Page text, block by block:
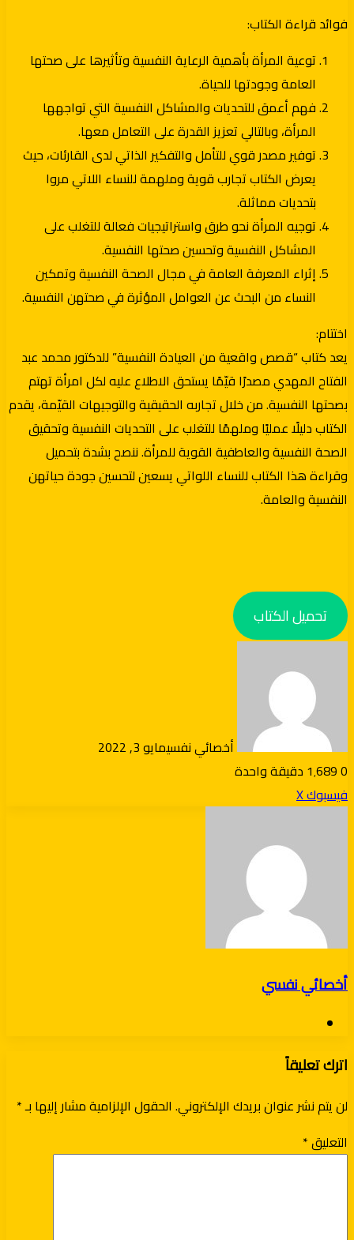
فوائد قراءة الكتاب:
توعية المرأة بأهمية الرعاية النفسية وتأثيرها على صحتها
العامة وجودتها للحياة.
فهم أعمق للتحديات والمشاكل النفسية التي تواجهها
المرأة، وبالتالي تعزيز القدرة على التعامل معها.
توفير مصدر قوي للتأمل والتفكير الذاتي لدى القارئات، حيث
يعرض الكتاب تجارب قوية وملهمة للنساء اللاتي مروا
بتحديات مماثلة.
توجيه المرأة نحو طرق واستراتيجيات فعالة للتغلب على
المشاكل النفسية وتحسين صحتها النفسية.
إثراء المعرفة العامة في مجال الصحة النفسية وتمكين
النساء من البحث عن العوامل المؤثرة في صحتهن النفسية.
اختتام:
يعد كتاب “قصص واقعية من العيادة النفسية” للدكتور محمد عبد
الفتاح المهدي مصدرًا قيّمًا يستحق الاطلاع عليه لكل امرأة تهتم
بصحتها النفسية. من خلال تجاربه الحقيقية والتوجيهات القيّمة، يقدم
الكتاب دليلًا عمليًا وملهمًا للتغلب على التحديات النفسية وتحقيق
الصحة النفسية والعاطفية القوية للمرأة. ننصح بشدة بتحميل
وقراءة هذا الكتاب للنساء اللواتي يسعين لتحسين جودة حياتهن
النفسية والعامة.
تحميل الكتاب
أخصائي نفسيمايو 3, 2022
0
دقيقة واحدة
فيسبوكXلينكدإن
بينتيريست
واتساب
تيلقرام
ڤايبر
مشاركة
البريد
طباعة
أخصائي نفسي
اترك تعليقاً
لن يتم نشر عنوان بريدك الإلكتروني. الحقول الإلزامية مشار إليها بـ*
التعليق*